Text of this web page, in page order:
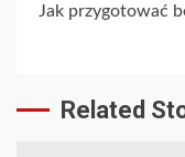
Jak przygotować
Related